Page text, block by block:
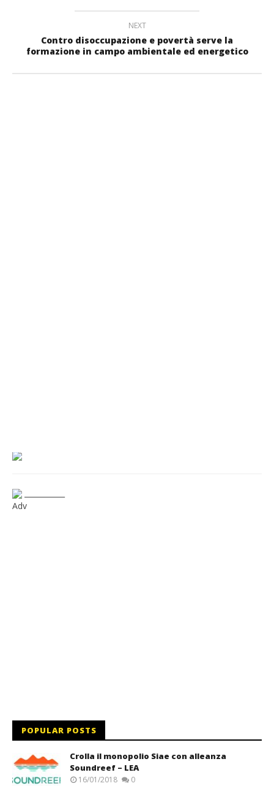
NEXT
Contro disoccupazione e povertà serve la
formazione in campo ambientale ed energetico
Adv
POPULAR POSTS
Crolla il monopolio Siae con alleanza
Soundreef – LEA
16/01/2018 0